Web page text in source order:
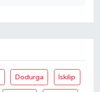
Dodurga İskilip